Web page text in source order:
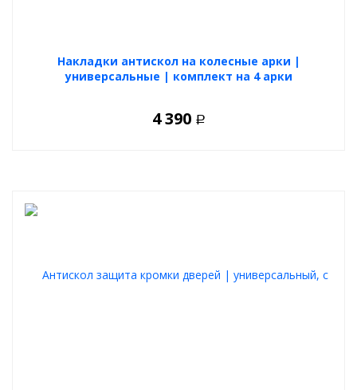
Накладки антискол на колесные арки |
универсальные | комплект на 4 арки
4 390 Р